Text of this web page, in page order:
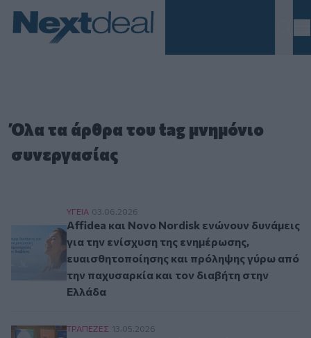
Όλα τα άρθρα του tag μνημόνιο
συνεργασίας
Affidea και Novo Nordisk ενώνουν δυνάμεις
ΥΓΕΙΑ 03.06.2026
Affidea και Novo Nordisk ενώνουν δυνάμεις
για την ενίσχυση της ενημέρωσης,
ευαισθητοποίησης και πρόληψης γύρω από
την παχυσαρκία και τον διαβήτη στην
Ελλάδα
CrediaBank & Περιφέρεια Κρήτης σε Μνημόνιο
ΤΡAΠΕΖΕΣ 13.05.2026